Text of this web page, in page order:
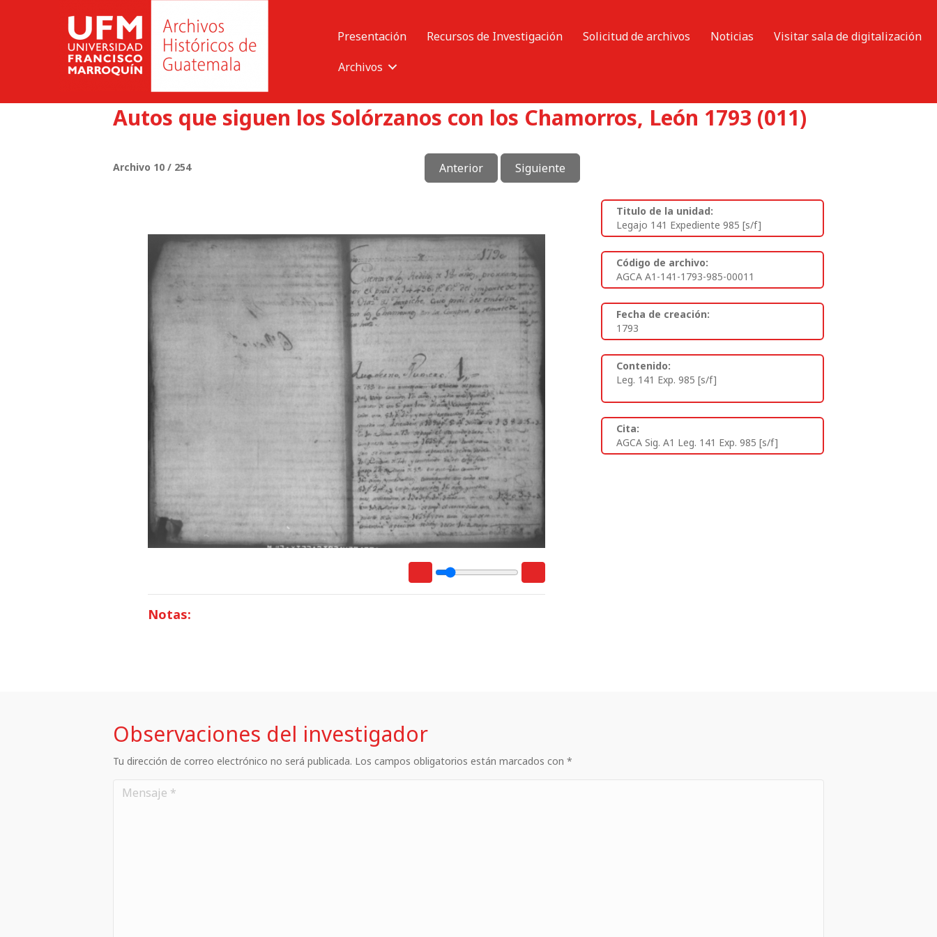
Presentación Recursos de Investigación Solicitud de archivos Noticias
Visitar sala de digitalización
Archivos
Autos que siguen los Solórzanos con los Chamorros, León 1793 (011)
Archivo 10 / 254 Anterior Siguiente
Notas:
Titulo de la unidad:
Legajo 141 Expediente 985 [s/f]
Código de archivo:
AGCA A1-141-1793-985-00011
Fecha de creación:
1793
Contenido:
Leg. 141 Exp. 985 [s/f]
Cita:
AGCA Sig. A1 Leg. 141 Exp. 985 [s/f]
Observaciones del investigador
Tu dirección de correo electrónico no será publicada. Los campos obligatorios están marcados con *